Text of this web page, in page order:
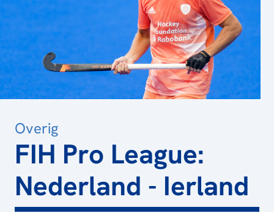
Overig
FIH Pro League:
Nederland - Ierland